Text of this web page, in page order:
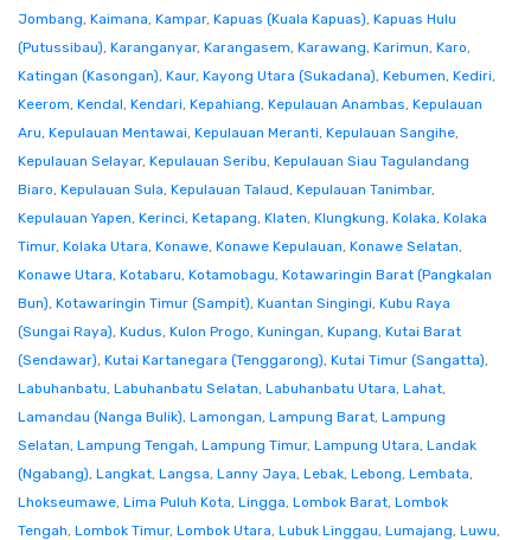
Jombang, Kaimana, Kampar, Kapuas (Kuala Kapuas), Kapuas Hulu
(Putussibau), Karanganyar, Karangasem, Karawang, Karimun, Karo,
Katingan (Kasongan), Kaur, Kayong Utara (Sukadana), Kebumen, Kediri,
Keerom, Kendal, Kendari, Kepahiang, Kepulauan Anambas, Kepulauan
Aru, Kepulauan Mentawai, Kepulauan Meranti, Kepulauan Sangihe,
Kepulauan Selayar, Kepulauan Seribu, Kepulauan Siau Tagulandang
Biaro, Kepulauan Sula, Kepulauan Talaud, Kepulauan Tanimbar,
Kepulauan Yapen, Kerinci, Ketapang, Klaten, Klungkung, Kolaka, Kolaka
Timur, Kolaka Utara, Konawe, Konawe Kepulauan, Konawe Selatan,
Konawe Utara, Kotabaru, Kotamobagu, Kotawaringin Barat (Pangkalan
Bun), Kotawaringin Timur (Sampit), Kuantan Singingi, Kubu Raya
(Sungai Raya), Kudus, Kulon Progo, Kuningan, Kupang, Kutai Barat
(Sendawar), Kutai Kartanegara (Tenggarong), Kutai Timur (Sangatta),
Labuhanbatu, Labuhanbatu Selatan, Labuhanbatu Utara, Lahat,
Lamandau (Nanga Bulik), Lamongan, Lampung Barat, Lampung
Selatan, Lampung Tengah, Lampung Timur, Lampung Utara, Landak
(Ngabang), Langkat, Langsa, Lanny Jaya, Lebak, Lebong, Lembata,
Lhokseumawe, Lima Puluh Kota, Lingga, Lombok Barat, Lombok
Tengah, Lombok Timur, Lombok Utara, Lubuk Linggau, Lumajang, Luwu,